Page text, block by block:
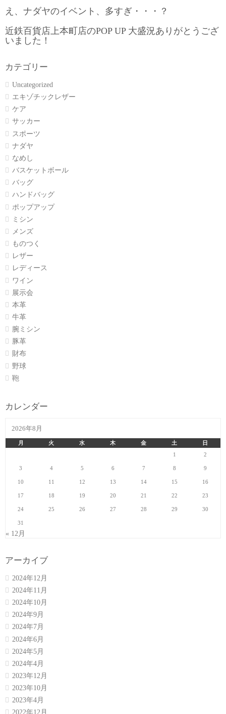
え、ナダヤのイベント、多すぎ・・・？
近鉄百貨店上本町店のPOP UP 大盛況ありがとうござ
いました！
カテゴリー
Uncategorized
エキゾチックレザー
ケア
サッカー
スポーツ
ナダヤ
なめし
バスケットボール
バッグ
ハンドバッグ
ポップアップ
ミシン
メンズ
ものつく
レザー
レディース
ワイン
展示会
本革
牛革
腕ミシン
豚革
財布
野球
鞄
カレンダー
2026年8月
月 火 水 木 金 土
日
1
2
3 4 5 6 7 8 9
10 11 12 13 14 15 16
17 18 19 20 21 22 23
24 25 26 27 28 29 30
31
« 12月
アーカイブ
2024年12月
2024年11月
2024年10月
2024年9月
2024年7月
2024年6月
2024年5月
2024年4月
2023年12月
2023年10月
2023年4月
2022年12月